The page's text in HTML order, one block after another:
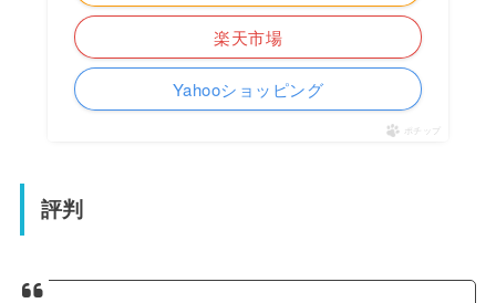
楽天市場
Yahooショッピング
ポチップ
評判